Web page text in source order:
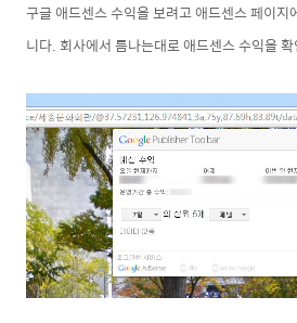
구글 애드센스 수익을 보려고 애드센스 페이지
니다. 회사에서 틈나는대로 애드센스 수익을